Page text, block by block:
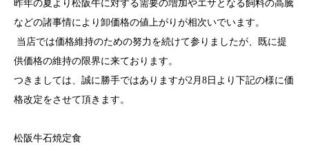
昨年の夏より松阪牛に対する需要の増加やエサとなる飼料の高騰
などの諸事情により卸価格の値上がりが相次いでいます。
当店では価格維持のための努力を続けて参りましたが、既に提
供価格の維持の限界に来ております。
つきましては、誠に勝手ではありますが2月8日より下記の様に価
格改定をさせて頂きます。
松阪牛石焼定食